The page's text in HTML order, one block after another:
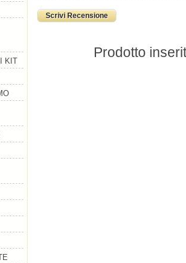
KIT
Scrivi Recensione
Prodotto